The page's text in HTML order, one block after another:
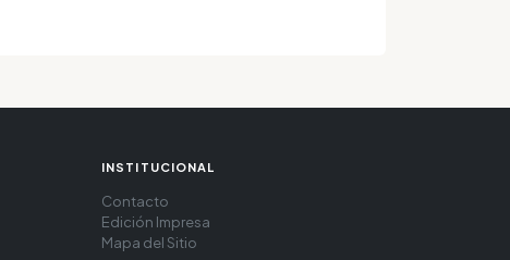
INSTITUCIONAL
Contacto
Edición Impresa
Mapa del Sitio